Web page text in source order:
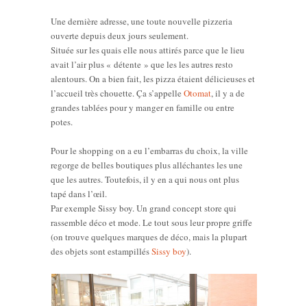
Une dernière adresse, une toute nouvelle pizzeria
ouverte depuis deux jours seulement.
Située sur les quais elle nous attirés parce que le lieu
avait l’air plus « détente » que les les autres resto
alentours. On a bien fait, les pizza étaient délicieuses et
l’accueil très chouette. Ça s’appelle Otomat, il y a de
grandes tablées pour y manger en famille ou entre
potes.
Pour le shopping on a eu l’embarras du choix, la ville
regorge de belles boutiques plus alléchantes les une
que les autres. Toutefois, il y en a qui nous ont plus
tapé dans l’œil.
Par exemple Sissy boy. Un grand concept store qui
rassemble déco et mode. Le tout sous leur propre griffe
(on trouve quelques marques de déco, mais la plupart
des objets sont estampillésSissy boy).